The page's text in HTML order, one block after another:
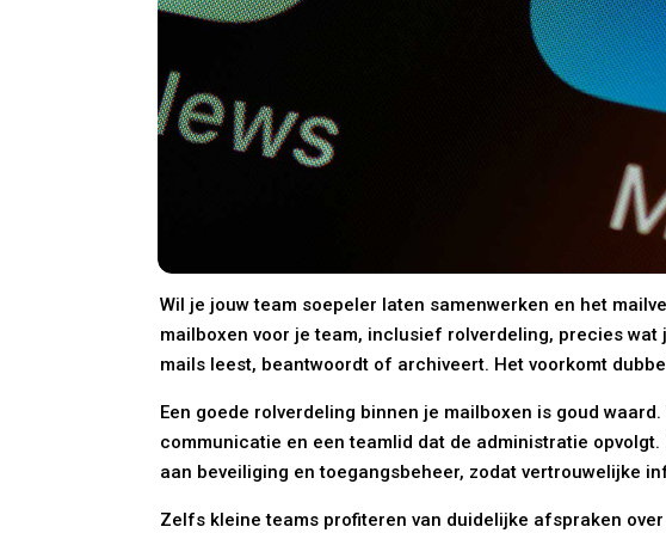
Wil je jouw team soepeler laten samenwerken en het
mailboxen voor je team, inclusief rolverdeling, precies
mails leest, beantwoordt of archiveert. Het voorkomt
Een goede rolverdeling binnen je mailboxen is goud
communicatie en een teamlid dat de administratie
aan beveiliging en toegangsbeheer, zodat vertrouwelijke
Zelfs kleine teams profiteren van duidelijke afspraken